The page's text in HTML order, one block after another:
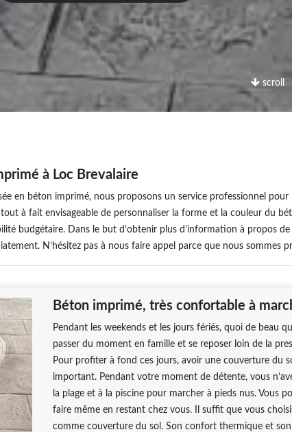
scroll
à Loc Brevalaire
en béton imprimé, nous proposons un service professionnel
à fait envisageable de personnaliser la forme et la couleur du
budgétaire. Dans le but d’obtenir plus d’information à propos
N’hésitez pas à nous faire appel parce que nous sommes
Béton imprimé, très confortable à
Pendant les weekends et les jours fériés, quoi de beau
passer du moment en famille et se reposer loin de la
Pour profiter à fond ces jours, avoir une couverture du
important. Pendant votre moment de détente, vous
la plage et à la piscine pour marcher à pieds nus. Vous
faire même en restant chez vous. Il suffit que vous
comme couverture du sol. Son confort thermique et